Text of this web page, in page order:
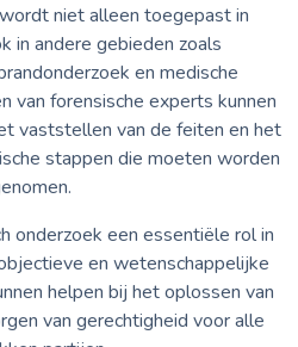
niet alleen toegepast in
in andere gebieden zoals
en medische
van forensische experts kunnen
vaststellen van de feiten en het
stappen die moeten worden
onderzoek een essentiële rol in
en wetenschappelijke
helpen bij het oplossen van
van gerechtigheid voor alle